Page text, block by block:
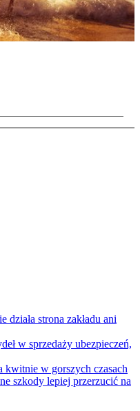
strona zakładu ani
w sprzedaży ubezpieczeń,
kwitnie w gorszych czasach
szkody lepiej przerzucić na